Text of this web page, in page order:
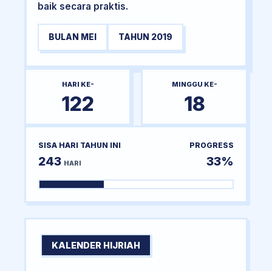
baik secara praktis.
BULAN MEI TAHUN 2019
HARI KE-
122
MINGGU KE-
18
SISA HARI TAHUN INI
243 HARI
PROGRESS
33%
KALENDER HIJRIAH